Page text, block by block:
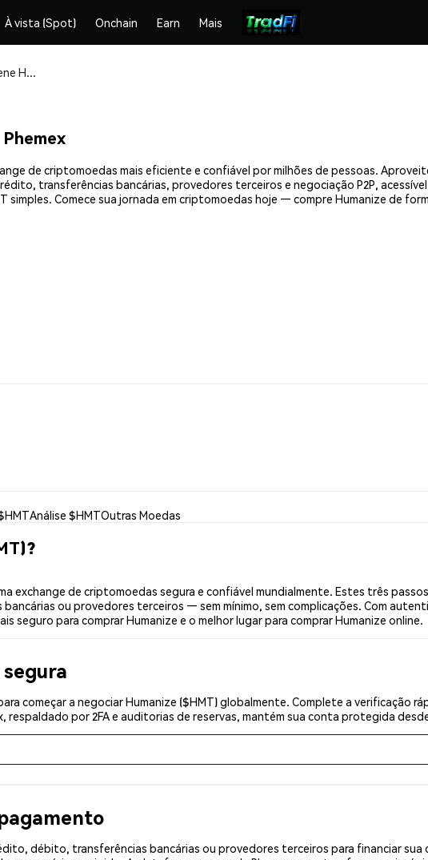
À vista (Spot) Onchain Earn Mais
Compre e armazene Humanize ($HMT) com segurança
de criptomoedas mais eficiente e confiável por milhões de pessoas.
transferências bancárias, provedores terceiros e negociação P2P,
simples. Comece sua jornada em criptomoedas hoje — compre Humanize de
Análise $HMTOutras Moedas
exchange de criptomoedas segura e confiável mundialmente. Estes três
ou provedores terceiros — sem mínimo, sem complicações. Com
seguro para comprar Humanize e o melhor lugar para comprar Humanize online.
começar a negociar Humanize ($HMT) globalmente. Complete a verificação
respaldado por 2FA e auditorias de reservas, mantém sua conta protegida
débito, transferências bancárias ou provedores terceiros para financiar